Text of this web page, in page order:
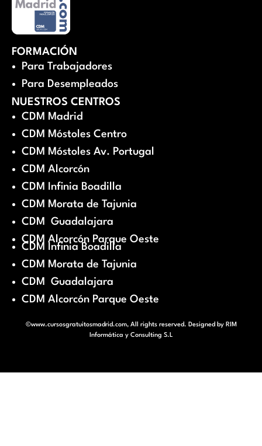
FORMACIÓN
Para Trabajadores
Para Desempleados
NUESTROS CENTROS
CDM Madrid
CDM Móstoles Centro
CDM Móstoles Av. Portugal
CDM Alcorcón
CDM Infinia Boadilla
CDM Morata de Tajunia
CDM Guadalajara
CDM Alcorcón Parque Oeste
CDM Infinia Boadilla
CDM Morata de Tajunia
CDM Guadalajara
CDM Alcorcón Parque Oeste
©www.cursosgratuitosmadrid.com, All rights reserved. Designed by RIM
Informática y Consulting S.L